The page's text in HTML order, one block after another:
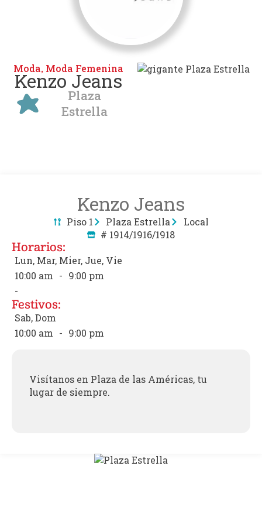
Moda, Moda Femenina
Kenzo Jeans
Plaza
Estrella
Kenzo Jeans
Piso 1 Plaza Estrella
Local
# 1914/1916/1918
Horarios:
Lun, Mar, Mier, Jue, Vie
10:00 am - 9:00 pm
-
Festivos:
Sab, Dom
10:00 am - 9:00 pm
Visítanos en Plaza de las Américas, tu
lugar de siempre.